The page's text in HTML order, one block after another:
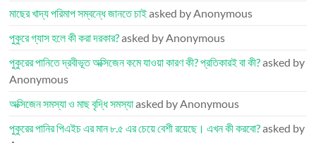
মাছের খাদ্য পরিমাপ সম্বন্ধে জানতে চাইasked by Anonymous
পুকুরে গ্যাস হলে কী করা দরকার?asked by Anonymous
পুকুরের পানিতে দ্রবীভূত অক্সিজেন কমে যাওয়া কারণ কী? প্রতিকারই বা কী?asked by
Anonymous
অক্সিজেন সমস্যা ও মাছ বৃদ্ধি সমস্যাasked by Anonymous
পুকুরের পানির পিএইচ এর মান ৮.৫ এর চেয়ে বেশী রয়েছে। এখন কী করবো?asked by